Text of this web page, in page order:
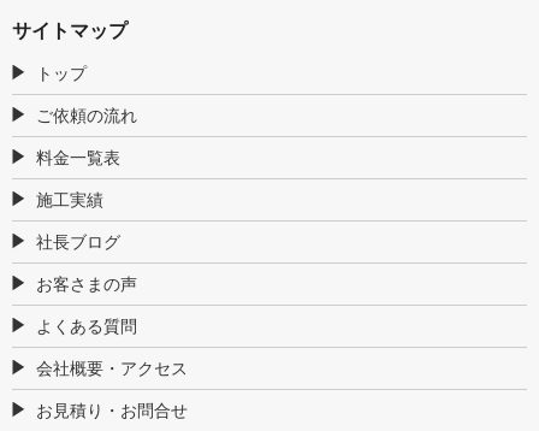
サイトマップ
トップ
ご依頼の流れ
料金一覧表
施工実績
社長ブログ
お客さまの声
よくある質問
会社概要・アクセス
お見積り・お問合せ